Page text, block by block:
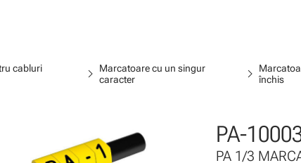
cabluri
chevron_right
Marcatoare cu un singur
caracter
chevron_rightînchis
PA-
PA 1/3